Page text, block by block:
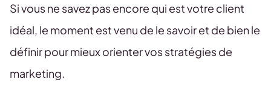
Si vous ne savez pas encore qui est votre client
idéal, le moment est venu de le savoir et de bien le
définir pour mieux orienter vos stratégies de
marketing.